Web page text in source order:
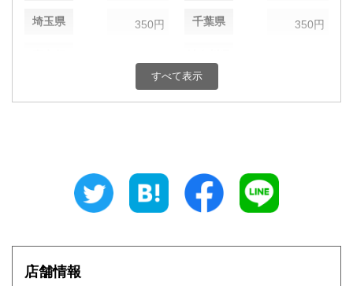
埼玉県 350円 千葉県 350円
350円 富山県
350円 静岡県
すべて表示
店舗情報